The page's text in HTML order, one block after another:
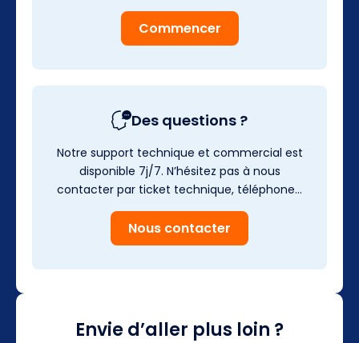
Commencer
Des questions ?
Notre support technique et commercial est
disponible 7j/7. N’hésitez pas à nous
contacter par ticket technique, téléphone…
Nous contacter
Envie d’aller plus loin ?